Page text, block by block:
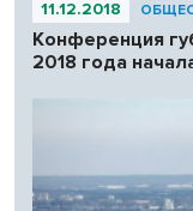
11.12.2018
Конференция
2018 года